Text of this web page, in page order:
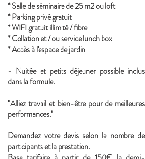
* Salle de séminaire de 25 m2 ou loft
* Parking privé gratuit
* WIFI gratuit illimité / fibre
* Collation et / ou service lunch box
* Accès à l'espace de jardin
- Nuitée et petits déjeuner possible inclus
dans la formule.
"Alliez travail et bien-être pour de meilleures
performances."
Demandez votre devis selon le nombre de
participants et la prestation.